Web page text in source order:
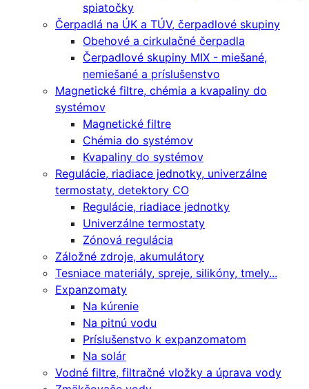
spiatočky
Čerpadlá na ÚK a TÚV, čerpadlové skupiny
Obehové a cirkulačné čerpadla
Čerpadlové skupiny MIX - miešané,
nemiešané a príslušenstvo
Magnetické filtre, chémia a kvapaliny do
systémov
Magnetické filtre
Chémia do systémov
Kvapaliny do systémov
Regulácie, riadiace jednotky, univerzálne
termostaty, detektory CO
Regulácie, riadiace jednotky
Univerzálne termostaty
Zónová regulácia
Záložné zdroje, akumulátory
Tesniace materiály, spreje, silikóny, tmely...
Expanzomaty
Na kúrenie
Na pitnú vodu
Príslušenstvo k expanzomatom
Na solár
Vodné filtre, filtračné vložky a úprava vody